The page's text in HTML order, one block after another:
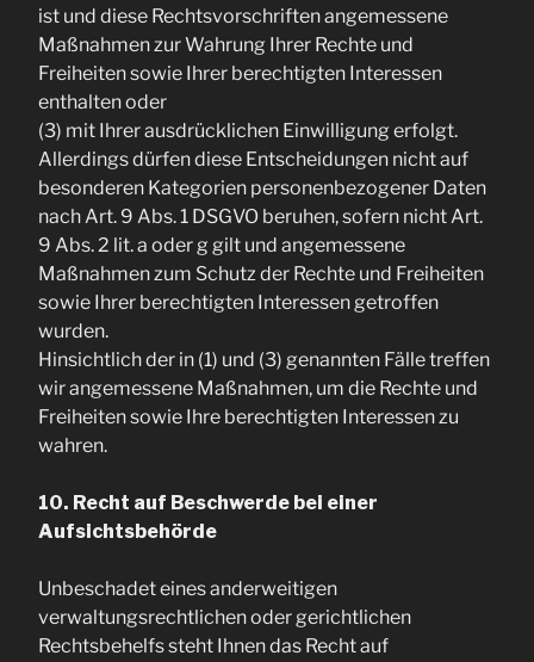
ist und diese Rechtsvorschriften angemessene
Maßnahmen zur Wahrung Ihrer Rechte und
Freiheiten sowie Ihrer berechtigten Interessen
enthalten oder
(3) mit Ihrer ausdrücklichen Einwilligung erfolgt.
Allerdings dürfen diese Entscheidungen nicht auf
besonderen Kategorien personenbezogener Daten
nach Art. 9 Abs. 1 DSGVO beruhen, sofern nicht Art.
9 Abs. 2 lit. a oder g gilt und angemessene
Maßnahmen zum Schutz der Rechte und Freiheiten
sowie Ihrer berechtigten Interessen getroffen
wurden.
Hinsichtlich der in (1) und (3) genannten Fälle treffen
wir angemessene Maßnahmen, um die Rechte und
Freiheiten sowie Ihre berechtigten Interessen zu
wahren.
10. Recht auf Beschwerde bei einer
Aufsichtsbehörde
Unbeschadet eines anderweitigen
verwaltungsrechtlichen oder gerichtlichen
Rechtsbehelfs steht Ihnen das Recht auf